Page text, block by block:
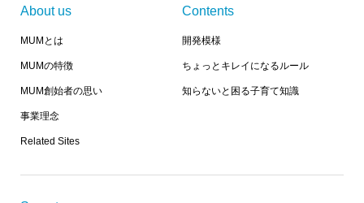
About us
MUMとは
MUMの特徴
MUM創始者の思い
事業理念
Related Sites
Contents
開発模様
ちょっとキレイになるルール
知らないと困る子育て知識